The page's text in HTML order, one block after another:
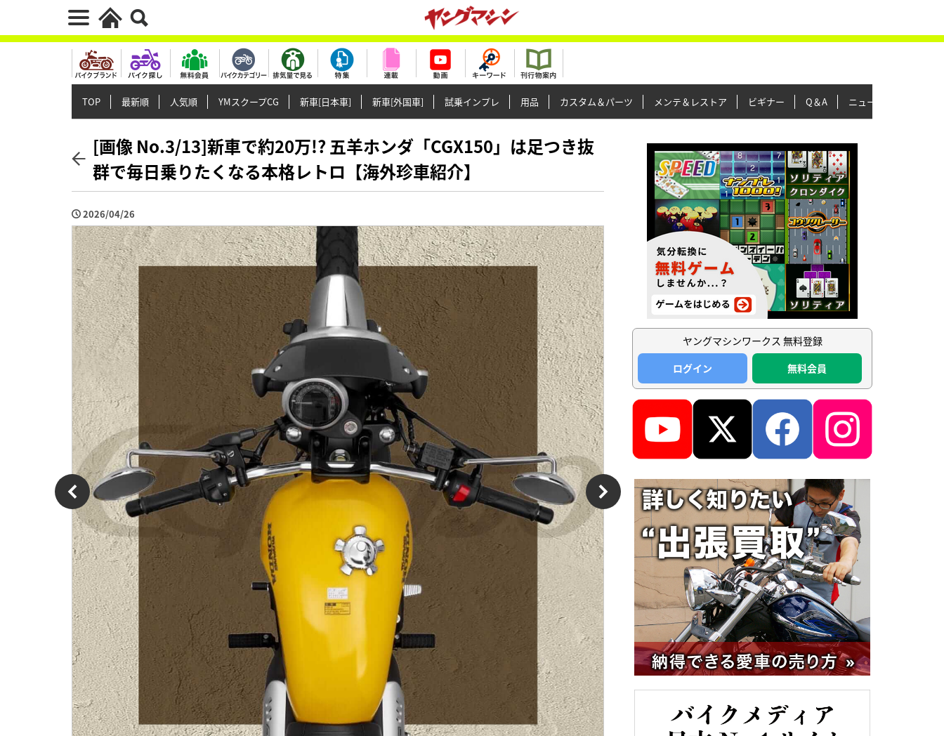
TOP 最新順 人気順 YMスクープCG 新車[日本車] 新車[外国車] 試乗インプレ 用品 カスタム＆パーツ メンテ＆レストア ビギナー Q＆A ニュース＆トピックス
[画像 No.3/13]新車で約20万!? 五羊ホンダ「CGX150」は足つき抜
群で毎日乗りたくなる本格レトロ【海外珍車紹介】
2026/04/26
ヤングマシンワークス 無料登録
ログイン
無料会員